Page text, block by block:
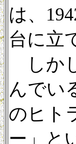
は、
台に立
しか
んでい
のヒト
ー」と